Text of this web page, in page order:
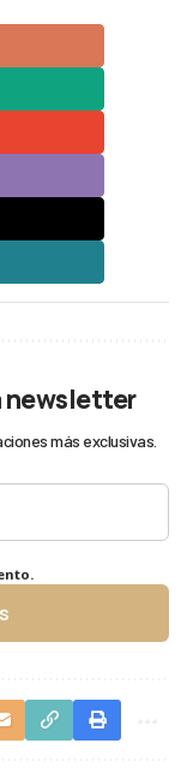
newsletter
más exclusivas.